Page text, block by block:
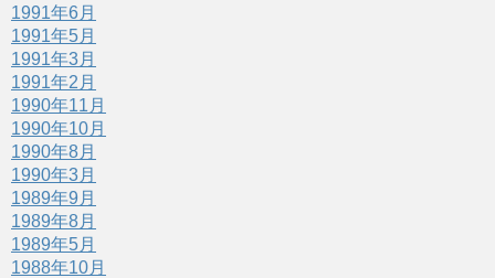
1991年6月
1991年5月
1991年3月
1991年2月
1990年11月
1990年10月
1990年8月
1990年3月
1989年9月
1989年8月
1989年5月
1988年10月